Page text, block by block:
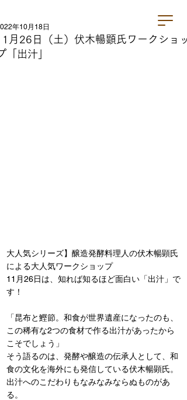
月26日（土）伏木暢顕氏ワークショッ
「出汁」
年10月18日
大人気シリーズ】醸造発酵料理人の伏木暢顕氏
による大人気ワークショップ
11月26日は、知れば知るほど面白い「出汁」で
す！
「昆布と鰹節。和食が世界遺産になったのも、
この稀有な2つの食材で作る出汁があったから
こそでしょう」
そう語るのは、発酵や醸造の伝承人として、和
食の文化を海外にも発信している伏木暢顕氏。
出汁へのこだわりもなみなみならぬものがあ
る。